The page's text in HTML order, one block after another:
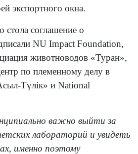
экспортного окна.
стола соглашение о
NU Impact Foundation,
животноводов «Туран»,
по племенному делу в
Түлік» и National
важно выйти за
лабораторий и увидеть
именно поэтому